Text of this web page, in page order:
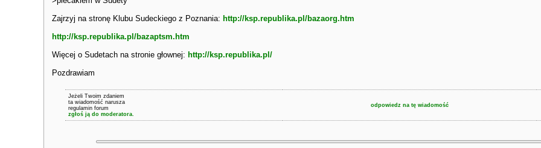
Zajrzyj na stronę Klubu Sudeckiego z Poznania: http://ksp.republika.pl/bazaorg.htm
http://ksp.republika.pl/bazaptsm.htm
Więcej o Sudetach na stronie głownej: http://ksp.republika.pl/
Pozdrawiam
Jeżeli Twoim zdaniem
ta wiadomość narusza
regulamin forum
zgłoś ją do moderatora.
odpowiedz na tę wiadomość